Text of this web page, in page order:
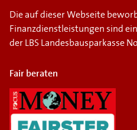
Die auf dieser Webseite
Finanzdienstleistungen sind
der LBS Landesbausparkasse
Fair beraten